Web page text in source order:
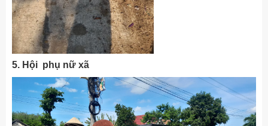
5. Hội phụ nữ xã